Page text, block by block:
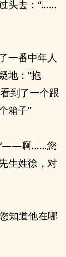
头去：“……
一番中年人
地：“抱
到了一个跟
箱子”
“——啊……您
生姓徐，对
知道他在哪